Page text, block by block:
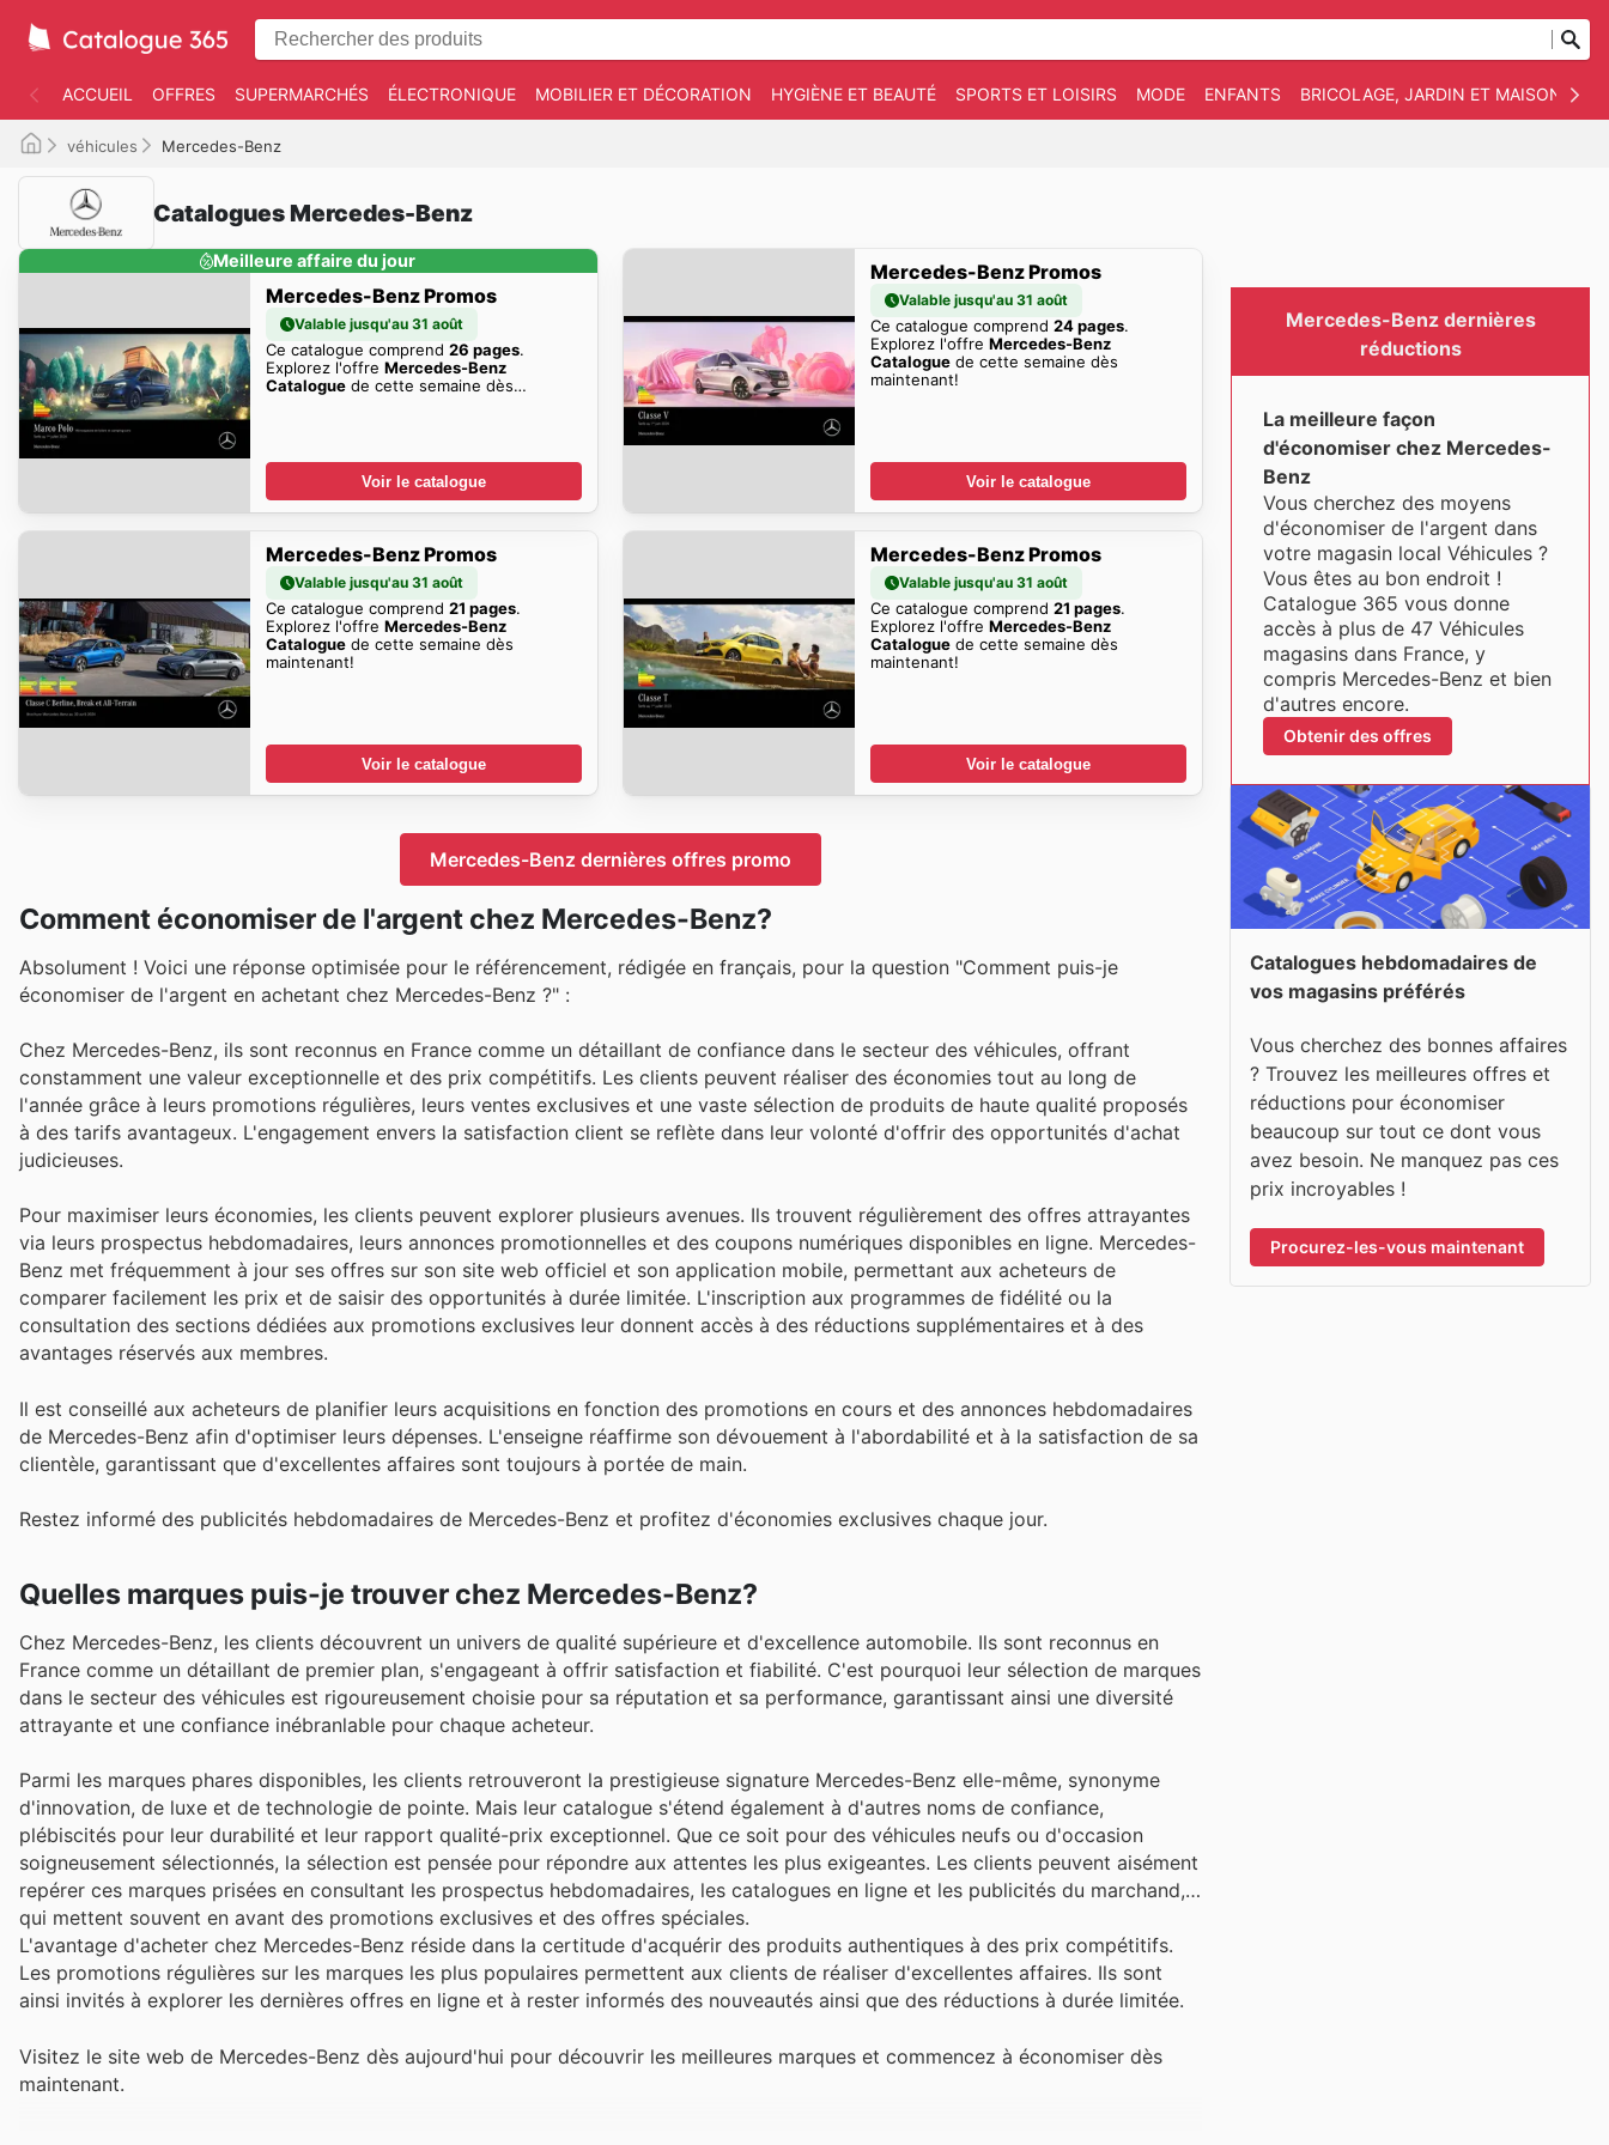
ACCUEIL OFFRES SUPERMARCHÉS ÉLECTRONIQUE MOBILIER ET DÉCORATION HYGIÈNE ET BEAUTÉ SPORTS ET LOISIRS MODE ENFANTS BRICOLAGE, JARDIN ET MAISON
véhicules Mercedes-Benz
Catalogues Mercedes-Benz
Meilleure affaire du jour
Mercedes-Benz Promos
Valable jusqu'au 31 août
Ce catalogue comprend 26 pages.
Explorez l'offre Mercedes-Benz
Cataloguede cette semaine dès
Voir le catalogue
Mercedes-Benz Promos
Valable jusqu'au 31 août
Ce catalogue comprend24 pages.
Explorez l'offreMercedes-Benz
Catalogue de cette semaine dès
maintenant!
Voir le catalogue
Mercedes-Benz Promos
Valable jusqu'au 31 août
Ce catalogue comprend 21 pages.
Explorez l'offre Mercedes-Benz
Cataloguede cette semaine dès
maintenant!
Voir le catalogue
Mercedes-Benz Promos
Valable jusqu'au 31 août
Ce catalogue comprend21 pages.
Explorez l'offreMercedes-Benz
Catalogue de cette semaine dès
maintenant!
Voir le catalogue
Mercedes-Benz dernières offres promo
Comment économiser de l'argent chez Mercedes-Benz?
Absolument ! Voici une réponse optimisée pour le référencement, rédigée en français, pour la question "Comment puis-je
économiser de l'argent en achetant chez Mercedes-Benz ?" :
Chez Mercedes-Benz, ils sont reconnus en France comme un détaillant de confiance dans le secteur des véhicules, offrant
constamment une valeur exceptionnelle et des prix compétitifs. Les clients peuvent réaliser des économies tout au long de
l'année grâce à leurs promotions régulières, leurs ventes exclusives et une vaste sélection de produits de haute qualité proposés
à des tarifs avantageux. L'engagement envers la satisfaction client se reflète dans leur volonté d'offrir des opportunités d'achat
judicieuses.
Pour maximiser leurs économies, les clients peuvent explorer plusieurs avenues. Ils trouvent régulièrement des offres attrayantes
via leurs prospectus hebdomadaires, leurs annonces promotionnelles et des coupons numériques disponibles en ligne. Mercedes-
Benz met fréquemment à jour ses offres sur son site web officiel et son application mobile, permettant aux acheteurs de
comparer facilement les prix et de saisir des opportunités à durée limitée. L'inscription aux programmes de fidélité ou la
consultation des sections dédiées aux promotions exclusives leur donnent accès à des réductions supplémentaires et à des
avantages réservés aux membres.
Il est conseillé aux acheteurs de planifier leurs acquisitions en fonction des promotions en cours et des annonces hebdomadaires
de Mercedes-Benz afin d'optimiser leurs dépenses. L'enseigne réaffirme son dévouement à l'abordabilité et à la satisfaction de sa
clientèle, garantissant que d'excellentes affaires sont toujours à portée de main.
Restez informé des publicités hebdomadaires de Mercedes-Benz et profitez d'économies exclusives chaque jour.
Quelles marques puis-je trouver chez Mercedes-Benz?
Chez Mercedes-Benz, les clients découvrent un univers de qualité supérieure et d'excellence automobile. Ils sont reconnus en
France comme un détaillant de premier plan, s'engageant à offrir satisfaction et fiabilité. C'est pourquoi leur sélection de marques
dans le secteur des véhicules est rigoureusement choisie pour sa réputation et sa performance, garantissant ainsi une diversité
attrayante et une confiance inébranlable pour chaque acheteur.
Parmi les marques phares disponibles, les clients retrouveront la prestigieuse signature Mercedes-Benz elle-même, synonyme
d'innovation, de luxe et de technologie de pointe. Mais leur catalogue s'étend également à d'autres noms de confiance,
plébiscités pour leur durabilité et leur rapport qualité-prix exceptionnel. Que ce soit pour des véhicules neufs ou d'occasion
soigneusement sélectionnés, la sélection est pensée pour répondre aux attentes les plus exigeantes. Les clients peuvent aisément
repérer ces marques prisées en consultant les prospectus hebdomadaires, les catalogues en ligne et les publicités du marchand,
qui mettent souvent en avant des promotions exclusives et des offres spéciales.
L'avantage d'acheter chez Mercedes-Benz réside dans la certitude d'acquérir des produits authentiques à des prix compétitifs.
Les promotions régulières sur les marques les plus populaires permettent aux clients de réaliser d'excellentes affaires. Ils sont
ainsi invités à explorer les dernières offres en ligne et à rester informés des nouveautés ainsi que des réductions à durée limitée.
Visitez le site web de Mercedes-Benz dès aujourd'hui pour découvrir les meilleures marques et commencez à économiser dès
maintenant.
Mercedes-Benz dernières
réductions
La meilleure façon
d'économiser chez Mercedes-
Benz
Vous cherchez des moyens
d'économiser de l'argent dans
votre magasin local Véhicules ?
Vous êtes au bon endroit !
Catalogue 365 vous donne
accès à plus de 47 Véhicules
magasins dans France, y
compris Mercedes-Benz et bien
d'autres encore.
Obtenir des offres
Catalogues hebdomadaires de
vos magasins préférés
Vous cherchez des bonnes affaires
? Trouvez les meilleures offres et
réductions pour économiser
beaucoup sur tout ce dont vous
avez besoin. Ne manquez pas ces
prix incroyables !
Procurez-les-vous maintenant